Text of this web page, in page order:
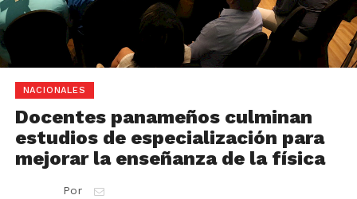
NACIONALES
Docentes panameños culminan
estudios de especialización para
mejorar la enseñanza de la física
Por